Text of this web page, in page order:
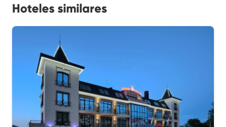
Hoteles similares